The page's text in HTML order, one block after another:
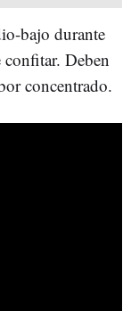
bajo durante
Deben
concentrado.